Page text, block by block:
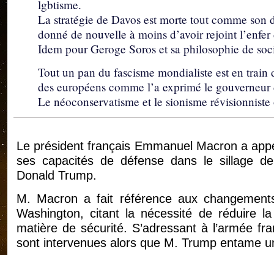
lgbtisme.
La stratégie de Davos est morte tout comme
donné de nouvelle à moins d’avoir rejoint l’enfer
Idem pour Geroge Soros et sa philosophie de
Tout un pan du fascisme mondialiste est en
des européens comme l’a exprimé le
Le néoconservatisme et le sionisme
Le président français Emmanuel Macron a
ses capacités de défense dans le sillage
Donald Trump.
M. Macron a fait référence aux
Washington, citant la nécessité de réduire
matière de sécurité. S’adressant à l’armée
sont intervenues alors que M. Trump entame